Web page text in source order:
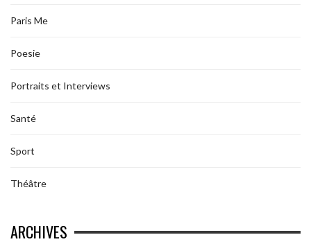
Paris Me
Poesie
Portraits et Interviews
Santé
Sport
Théâtre
ARCHIVES